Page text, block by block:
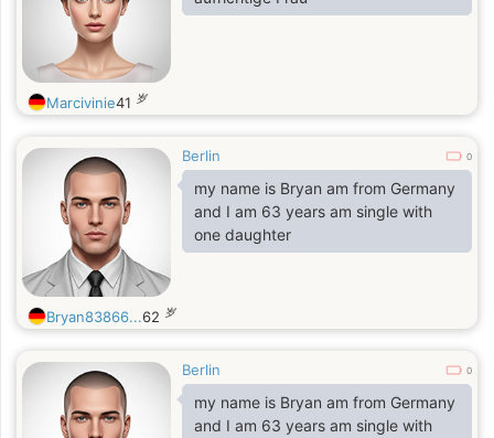
Marcivinie41 岁
Berlin 0
my name is Bryan am from Germany
and I am 63 years am single with
one daughter
Bryan83866...62 岁
Berlin 0
my name is Bryan am from Germany
and I am 63 years am single with